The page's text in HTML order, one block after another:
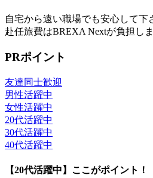
自宅から遠い職場でも安心して下
赴任旅費はBREXA Nextが負担しま
PRポイント
友達同士歓迎
男性活躍中
女性活躍中
20代活躍中
30代活躍中
40代活躍中
【20代活躍中】ここがポイント！